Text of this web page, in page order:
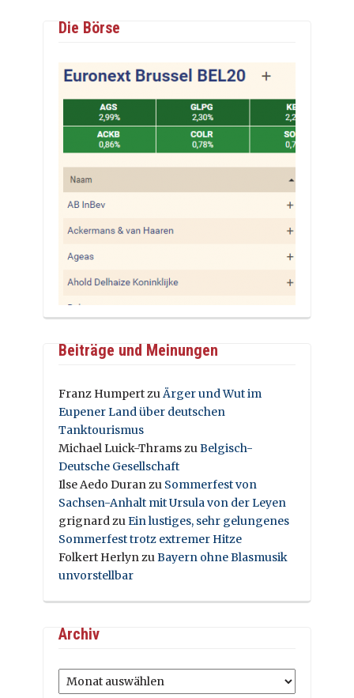
Die Börse
Beiträge und Meinungen
Franz HumpertzuÄrger und Wut im
Eupener Land über deutschen
Tanktourismus
Michael Luick-ThramszuBelgisch-
Deutsche Gesellschaft
Ilse Aedo Duranzu Sommerfest von
Sachsen-Anhalt mit Ursula von der Leyen
grignardzuEin lustiges, sehr gelungenes
Sommerfest trotz extremer Hitze
Folkert HerlynzuBayern ohne Blasmusik
unvorstellbar
Archiv
Archiv